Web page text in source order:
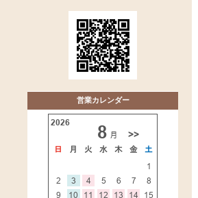
営業カレンダー